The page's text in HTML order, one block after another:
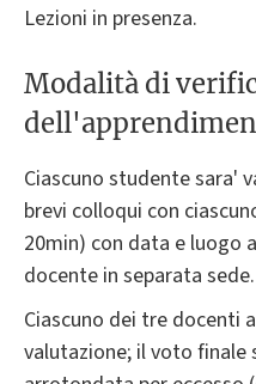
Lezioni in presenza.
Modalità di
Ciascuno studente sara'
brevi colloqui con
20min) con data e luogo
docente in separata sede.
Ciascuno dei tre docenti
valutazione; il voto finale